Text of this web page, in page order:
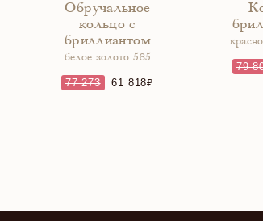
Обручальное
кольцо с
бриллиантом
белое золото 585
77 273 61 818
79